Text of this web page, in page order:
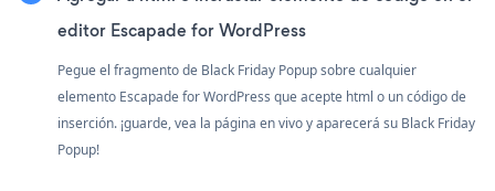
editor Escapade for WordPress
Pegue el fragmento de Black Friday Popup sobre cualquier
elemento Escapade for WordPress que acepte html o un código de
inserción. ¡guarde, vea la página en vivo y aparecerá su Black Friday
Popup!